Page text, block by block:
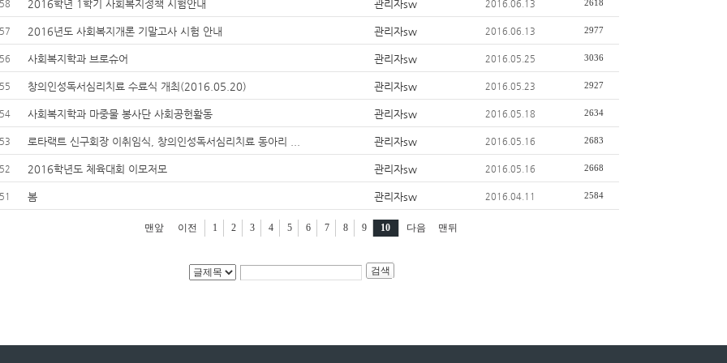
2016학년 1학기 사회복지정책 시험안내 관리자sw 2016.06.13 2618
2016년도 사회복지개론 기말고사 시험 안내 관리자sw 2016.06.13 2977
사회복지학과 브로슈어 관리자sw 2016.05.25 3036
창의인성독서심리치료 수료식 개최(2016.05.20) 관리자sw 2016.05.23 2927
사회복지학과 마중물 봉사단 사회공헌활동 관리자sw 2016.05.18 2634
로타랙트 신구회장 이취임식, 창의인성독서심리치료 동아리 ... 관리자sw 2016.05.16 2683
2016학년도 체육대회 이모저모 관리자sw 2016.05.16 2668
봄 관리자sw 2016.04.11 2584
맨앞 이전 1 2 3 4 5 6 7 8 9 10 다음 맨뒤